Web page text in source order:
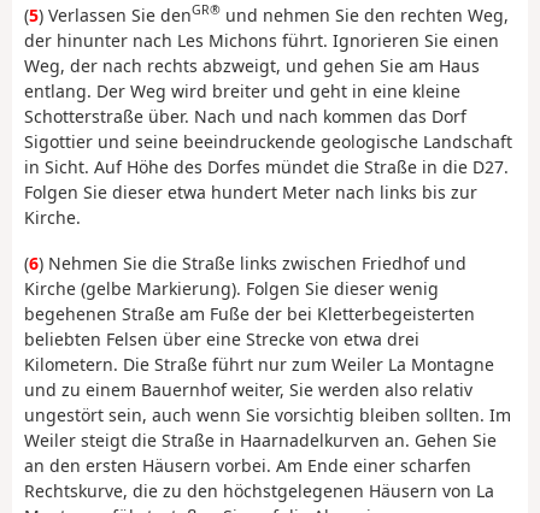
(5) Verlassen Sie denGR® und nehmen Sie den rechten Weg,
der hinunter nach Les Michons führt. Ignorieren Sie einen
Weg, der nach rechts abzweigt, und gehen Sie am Haus
entlang. Der Weg wird breiter und geht in eine kleine
Schotterstraße über. Nach und nach kommen das Dorf
Sigottier und seine beeindruckende geologische Landschaft
in Sicht. Auf Höhe des Dorfes mündet die Straße in die D27.
Folgen Sie dieser etwa hundert Meter nach links bis zur
Kirche.
(6) Nehmen Sie die Straße links zwischen Friedhof und
Kirche (gelbe Markierung). Folgen Sie dieser wenig
begehenen Straße am Fuße der bei Kletterbegeisterten
beliebten Felsen über eine Strecke von etwa drei
Kilometern. Die Straße führt nur zum Weiler La Montagne
und zu einem Bauernhof weiter, Sie werden also relativ
ungestört sein, auch wenn Sie vorsichtig bleiben sollten. Im
Weiler steigt die Straße in Haarnadelkurven an. Gehen Sie
an den ersten Häusern vorbei. Am Ende einer scharfen
Rechtskurve, die zu den höchstgelegenen Häusern von La